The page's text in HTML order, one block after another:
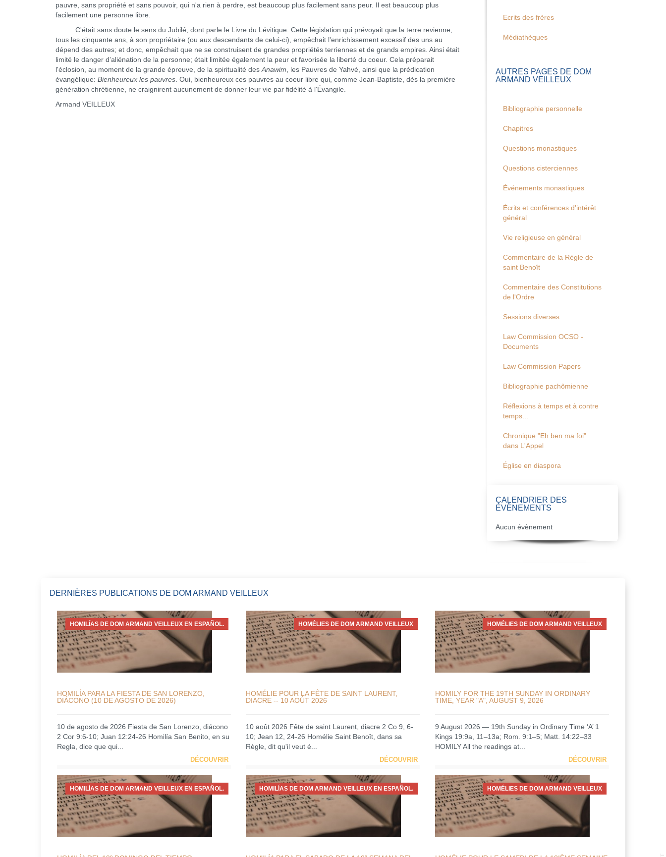
pauvre, sans propriété et sans pouvoir, qui n'a rien à perdre, est beaucoup plus facilement sans peur. Il est beaucoup plus
facilement une personne libre.
C'était sans doute le sens du Jubilé, dont parle le Livre du Lévitique. Cette législation qui prévoyait que la terre revienne,
tous les cinquante ans, à son propriétaire (ou aux descendants de celui-ci), empêchait l'enrichissement excessif des uns au
dépend des autres; et donc, empêchait que ne se construisent de grandes propriétés terriennes et de grands empires. Ainsi était
limité le danger d'aliénation de la personne; était limitée également la peur et favorisée la liberté du coeur. Cela préparait
l'éclosion, au moment de la grande épreuve, de la spiritualité desAnawim, les Pauvres de Yahvé, ainsi que la prédication
évangélique: Bienheureux les pauvres. Oui, bienheureux ces pauvres au coeur libre qui, comme Jean-Baptiste, dès la première
génération chrétienne, ne craignirent aucunement de donner leur vie par fidélité à l'Évangile.
Armand VEILLEUX
Ecrits des frères
Médiathèques
AUTRES PAGES DE DOM
ARMAND VEILLEUX
Bibliographie personnelle
Chapitres
Questions monastiques
Questions cisterciennes
Événements monastiques
Écrits et conférences d'intérêt
général
Vie religieuse en général
Commentaire de la Règle de
saint Benoît
Commentaire des Constitutions
de l'Ordre
Sessions diverses
Law Commission OCSO -
Documents
Law Commission Papers
Bibliographie pachômienne
Réflexions à temps et à contre
temps...
Chronique "Eh ben ma foi"
dans L'Appel
Église en diaspora
CALENDRIER DES
ÉVÈNEMENTS
Aucun évènement
DERNIÈRES PUBLICATIONS DE DOM ARMAND VEILLEUX
HOMILÍAS DE DOM ARMAND VEILLEUX EN ESPAÑOL.
HOMILÍA PARA LA FIESTA DE SAN LORENZO,
DIÁCONO (10 DE AGOSTO DE 2026)
10 de agosto de 2026 Fiesta de San Lorenzo, diácono
2 Cor 9:6-10; Juan 12:24-26 Homilía San Benito, en su
Regla, dice que qui...
DÉCOUVRIR
HOMÉLIES DE DOM ARMAND VEILLEUX
HOMÉLIE POUR LA FÊTE DE SAINT LAURENT,
DIACRE -- 10 AOÛT 2026
10 août 2026 Fête de saint Laurent, diacre 2 Co 9, 6-
10; Jean 12, 24-26 Homélie Saint Benoît, dans sa
Règle, dit qu'il veut é...
DÉCOUVRIR
HOMÉLIES DE DOM ARMAND VEILLEUX
HOMILY FOR THE 19TH SUNDAY IN ORDINARY
TIME, YEAR "A", AUGUST 9, 2026
9 August 2026 — 19th Sunday in Ordinary Time ‘A’ 1
Kings 19:9a, 11–13a; Rom. 9:1–5; Matt. 14:22–33
HOMILY All the readings at...
DÉCOUVRIR
HOMILÍAS DE DOM ARMAND VEILLEUX EN ESPAÑOL. HOMILÍAS DE DOM ARMAND VEILLEUX EN ESPAÑOL. HOMÉLIES DE DOM ARMAND VEILLEUX